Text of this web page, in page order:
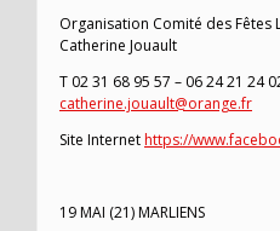
Organisation Comité des Fêtes
Catherine Jouault
T 02 31 68 95 57 – 06 24 21 24
catherine.jouault@orange.fr
Site Internethttps://
19 MAI (21) MARLIENS